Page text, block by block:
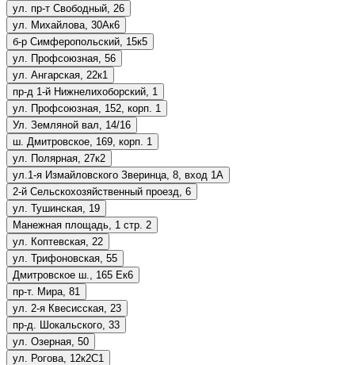
ул. пр-т Свободный, 26
ул. Михайлова, 30Ак6
б-р Симферопольский, 15к5
ул. Профсоюзная, 56
ул. Ангарская, 22к1
пр-д 1-й Нижнелихоборский, 1
ул. Профсоюзная, 152, корп. 1
Ул. Земляной вал, 14/16
ш. Дмитровское, 169, корп. 1
ул. Полярная, 27к2
ул.1-я Измайловского Зверинца, 8, вход 1А
2-й Сельскохозяйственный проезд, 6
ул. Тушинская, 19
Манежная площадь, 1 стр. 2
ул. Коптевская, 22
ул. Трифоновская, 55
Дмитровское ш., 165 Ек6
пр-т. Мира, 81
ул. 2-я Квесисская, 23
пр-д. Шокальского, 33
ул. Озерная, 50
ул. Рогова, 12к2С1